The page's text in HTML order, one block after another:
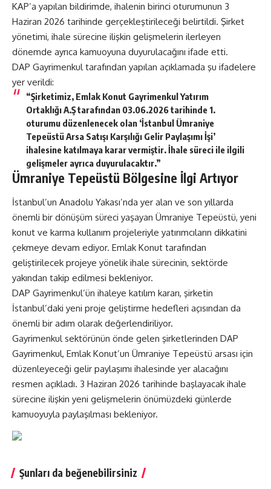
KAP’a yapılan bildirimde, ihalenin birinci oturumunun 3
Haziran 2026 tarihinde gerçekleştirileceği belirtildi. Şirket
yönetimi, ihale sürecine ilişkin gelişmelerin ilerleyen
dönemde ayrıca kamuoyuna duyurulacağını ifade etti.
DAP Gayrimenkul tarafından yapılan açıklamada şu ifadelere
yer verildi:
“Şirketimiz, Emlak Konut Gayrimenkul Yatırım
Ortaklığı A.Ş tarafından 03.06.2026 tarihinde 1.
oturumu düzenlenecek olan ‘İstanbul Ümraniye
Tepeüstü Arsa Satışı Karşılığı Gelir Paylaşımı İşi’
ihalesine katılmaya karar vermiştir. İhale süreci ile ilgili
gelişmeler ayrıca duyurulacaktır.”
Ümraniye Tepeüstü Bölgesine İlgi Artıyor
İstanbul’un Anadolu Yakası’nda yer alan ve son yıllarda
önemli bir dönüşüm süreci yaşayan Ümraniye Tepeüstü, yeni
konut ve karma kullanım projeleriyle yatırımcıların dikkatini
çekmeye devam ediyor. Emlak Konut tarafından
geliştirilecek projeye yönelik ihale sürecinin, sektörde
yakından takip edilmesi bekleniyor.
DAP Gayrimenkul’ün ihaleye katılım kararı, şirketin
İstanbul’daki yeni proje geliştirme hedefleri açısından da
önemli bir adım olarak değerlendiriliyor.
Gayrimenkul sektörünün önde gelen şirketlerinden DAP
Gayrimenkul, Emlak Konut’un Ümraniye Tepeüstü arsası için
düzenleyeceği gelir paylaşımı ihalesinde yer alacağını
resmen açıkladı. 3 Haziran 2026 tarihinde başlayacak ihale
sürecine ilişkin yeni gelişmelerin önümüzdeki günlerde
kamuoyuyla paylaşılması bekleniyor.
Şunları da beğenebilirsiniz